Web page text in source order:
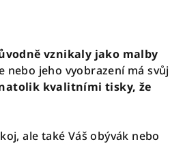
vznikaly jako malby
nebo jeho vyobrazení má svůj
kvalitními tisky, že
ale také Váš obývák nebo